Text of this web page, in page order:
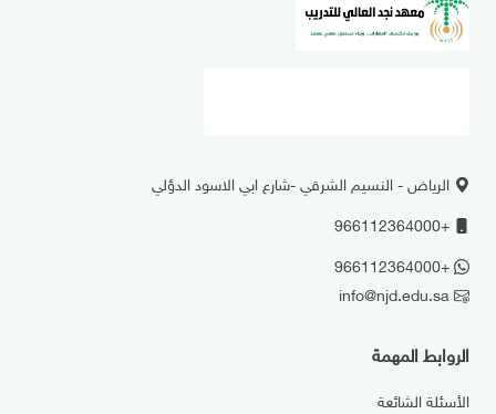
الرياض - النسيم الشرقي -شارع ابي الاسود الدؤلي
+966112364000
+966112364000
info@njd.edu.sa
الروابط المهمة
الأسئلة الشائعة